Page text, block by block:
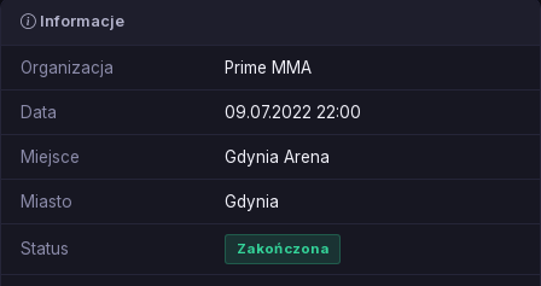
Informacje
Organizacja Prime MMA
Data 09.07.2022 22:00
Miejsce Gdynia Arena
Miasto Gdynia
Status Zakończona